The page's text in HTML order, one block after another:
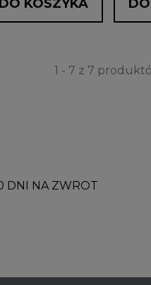
KOSZYKA
1 - 7 z 7
DNI NA ZWROT